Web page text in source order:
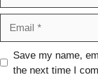
Save my name,
the next time I